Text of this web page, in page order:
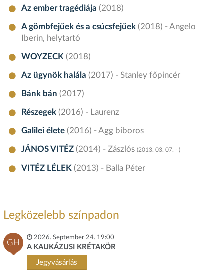
Az ember tragédiája (2018)
A gömbfejűek és a csúcsfejűek(2018) - Angelo
Iberin, helytartó
WOYZECK (2018)
Az ügynök halála (2017) - Stanley főpincér
Bánk bán (2017)
Részegek(2016) - Laurenz
Galilei élete(2016) - Agg bíboros
JÁNOS VITÉZ(2014) - Zászlós (2013. 03. 07. - )
VITÉZ LÉLEK (2013) - Balla Péter
Legközelebb színpadon
GH
2026. September 24. 19:00
A KAUKÁZUSI KRÉTAKÖR
Jegyvásárlás